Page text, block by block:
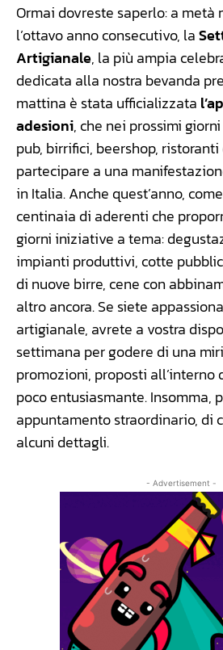
Ormai dovreste saperlo: a metà
l’ottavo anno consecutivo, la
Artigianale, la più ampia
dedicata alla nostra bevanda
mattina è stata ufficializzata
adesioni, che nei prossimi
pub, birrifici, beershop,
partecipare a una
in Italia. Anche quest’anno,
centinaia di aderenti che
giorni iniziative a tema:
impianti produttivi, cotte
di nuove birre, cene con
altro ancora. Se siete
artigianale, avrete a vostra
settimana per godere di una
promozioni, proposti all’interno
poco entusiasmante. Insomma,
appuntamento straordinario, di
alcuni dettagli.
- Advertisement -